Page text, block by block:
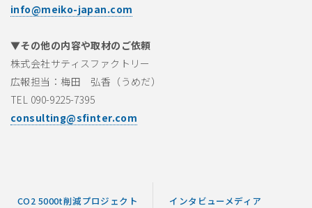
info@meiko-japan.com
▼その他の内容や取材のご依頼
株式会社サティスファクトリー
広報担当：梅田 弘香（うめだ）
TEL 090-9225-7395
consulting@sfinter.com
CO2 5000t削減プロジェクト
インタビューメディア